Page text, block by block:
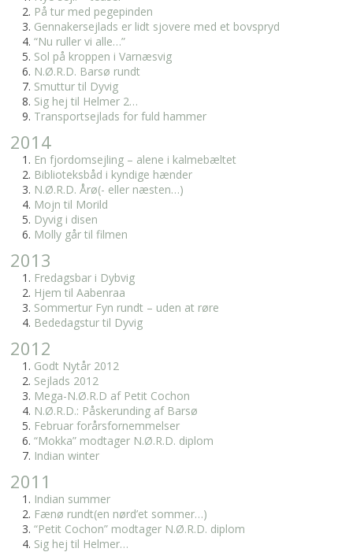
På tur med pegepinden
Gennakersejlads er lidt sjovere med et bovspryd
“Nu ruller vi alle…”
Sol på kroppen i Varnæsvig
N.Ø.R.D. Barsø rundt
Smuttur til Dyvig
Sig hej til Helmer 2…
Transportsejlads for fuld hammer
2014
En fjordomsejling – alene i kalmebæltet
Biblioteksbåd i kyndige hænder
N.Ø.R.D. Årø(- eller næsten…)
Mojn til Morild
Dyvig i disen
Molly går til filmen
2013
Fredagsbar i Dybvig
Hjem til Aabenraa
Sommertur Fyn rundt – uden at røre
Bededagstur til Dyvig
2012
Godt Nytår 2012
Sejlads 2012
Mega-N.Ø.R.D af Petit Cochon
N.Ø.R.D.: Påskerunding af Barsø
Februar forårsfornemmelser
“Mokka” modtager N.Ø.R.D. diplom
Indian winter
2011
Indian summer
Fænø rundt(en nørd’et sommer…)
“Petit Cochon” modtager N.Ø.R.D. diplom
Sig hej til Helmer…